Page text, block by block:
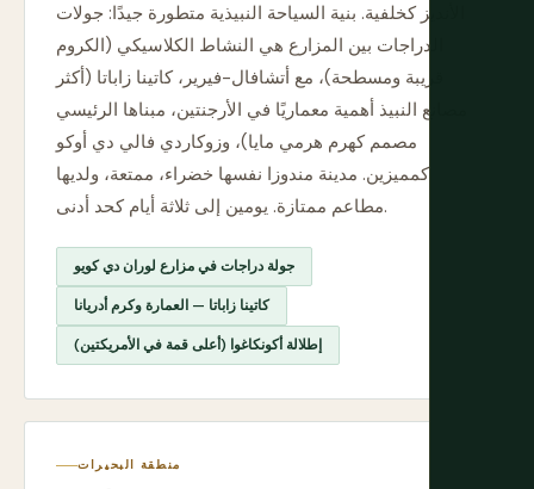
الأنديز كخلفية. بنية السياحة النبيذية متطورة جيدًا: جولات
الدراجات بين المزارع هي النشاط الكلاسيكي (الكروم
قريبة ومسطحة)، مع أتشافال-فيرير، كاتينا زاباتا (أكثر
مصانع النبيذ أهمية معماريًا في الأرجنتين، مبناها الرئيسي
مصمم كهرم هرمي مايا)، وزوكاردي فالي دي أوكو
كمميزين. مدينة مندوزا نفسها خضراء، ممتعة، ولديها
مطاعم ممتازة. يومين إلى ثلاثة أيام كحد أدنى.
جولة دراجات في مزارع لوران دي كويو
كاتينا زاباتا — العمارة وكرم أدريانا
إطلالة أكونكاغوا (أعلى قمة في الأمريكتين)
منطقة البحيرات